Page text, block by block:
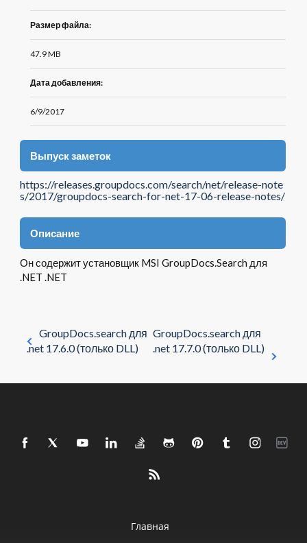
Размер файла:
47.9 MB
Дата добавления:
6/9/2017
Выпуск заметок
https://releases.groupdocs.com/search/net/release-note
s/2017/groupdocs-search-for-net-17-06-release-notes/
Описание
Он содержит установщик MSI GroupDocs.Search для
.NET .NET
GroupDocs.search для
.net 17.6.0 (только DLL)
GroupDocs.search для
.net 17.7.0 (только DLL)
Главная